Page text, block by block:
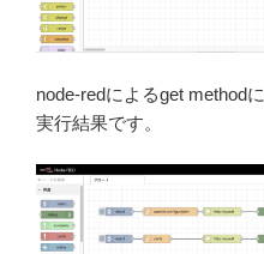
node-redによるget method
実行結果です。